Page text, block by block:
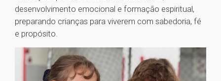
desenvolvimento emocional e formação espiritual,
preparando crianças para viverem com sabedoria, fé
e propósito.